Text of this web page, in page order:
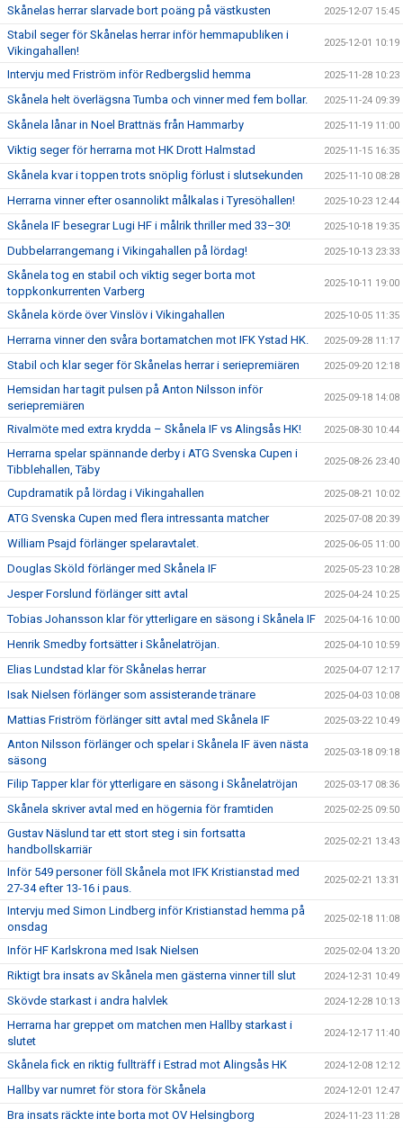
Skånelas herrar slarvade bort poäng på västkusten 2025-12-07 15:45
Stabil seger för Skånelas herrar inför hemmapubliken i
Vikingahallen!
2025-12-01 10:19
Intervju med Friström inför Redbergslid hemma 2025-11-28 10:23
Skånela helt överlägsna Tumba och vinner med fem bollar. 2025-11-24 09:39
Skånela lånar in Noel Brattnäs från Hammarby 2025-11-19 11:00
Viktig seger för herrarna mot HK Drott Halmstad 2025-11-15 16:35
Skånela kvar i toppen trots snöplig förlust i slutsekunden 2025-11-10 08:28
Herrarna vinner efter osannolikt målkalas i Tyresöhallen! 2025-10-23 12:44
Skånela IF besegrar Lugi HF i målrik thriller med 33–30! 2025-10-18 19:35
Dubbelarrangemang i Vikingahallen på lördag! 2025-10-13 23:33
Skånela tog en stabil och viktig seger borta mot
toppkonkurrenten Varberg
2025-10-11 19:00
Skånela körde över Vinslöv i Vikingahallen 2025-10-05 11:35
Herrarna vinner den svåra bortamatchen mot IFK Ystad HK. 2025-09-28 11:17
Stabil och klar seger för Skånelas herrar i seriepremiären 2025-09-20 12:18
Hemsidan har tagit pulsen på Anton Nilsson inför
seriepremiären
2025-09-18 14:08
Rivalmöte med extra krydda – Skånela IF vs Alingsås HK! 2025-08-30 10:44
Herrarna spelar spännande derby i ATG Svenska Cupen i
Tibblehallen, Täby
2025-08-26 23:40
Cupdramatik på lördag i Vikingahallen 2025-08-21 10:02
ATG Svenska Cupen med flera intressanta matcher 2025-07-08 20:39
William Psajd förlänger spelaravtalet. 2025-06-05 11:00
Douglas Sköld förlänger med Skånela IF 2025-05-23 10:28
Jesper Forslund förlänger sitt avtal 2025-04-24 10:25
Tobias Johansson klar för ytterligare en säsong i Skånela IF 2025-04-16 10:00
Henrik Smedby fortsätter i Skånelatröjan. 2025-04-10 10:59
Elias Lundstad klar för Skånelas herrar 2025-04-07 12:17
Isak Nielsen förlänger som assisterande tränare 2025-04-03 10:08
Mattias Friström förlänger sitt avtal med Skånela IF 2025-03-22 10:49
Anton Nilsson förlänger och spelar i Skånela IF även nästa
säsong
2025-03-18 09:18
Filip Tapper klar för ytterligare en säsong i Skånelatröjan 2025-03-17 08:36
Skånela skriver avtal med en högernia för framtiden 2025-02-25 09:50
Gustav Näslund tar ett stort steg i sin fortsatta
handbollskarriär
2025-02-21 13:43
Inför 549 personer föll Skånela mot IFK Kristianstad med
27-34 efter 13-16 i paus.
2025-02-21 13:31
Intervju med Simon Lindberg inför Kristianstad hemma på
onsdag
2025-02-18 11:08
Inför HF Karlskrona med Isak Nielsen 2025-02-04 13:20
Riktigt bra insats av Skånela men gästerna vinner till slut 2024-12-31 10:49
Skövde starkast i andra halvlek 2024-12-28 10:13
Herrarna har greppet om matchen men Hallby starkast i
slutet
2024-12-17 11:40
Skånela fick en riktig fullträff i Estrad mot Alingsås HK 2024-12-08 12:12
Hallby var numret för stora för Skånela 2024-12-01 12:47
Bra insats räckte inte borta mot OV Helsingborg 2024-11-23 11:28